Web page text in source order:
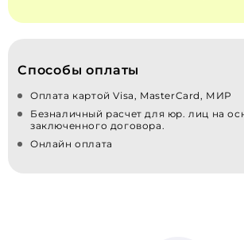
Способы оплаты
Оплата картой Visa, MasterCard, МИР
Безналичный расчет для юр. лиц на
заключенного договора.
Онлайн оплата